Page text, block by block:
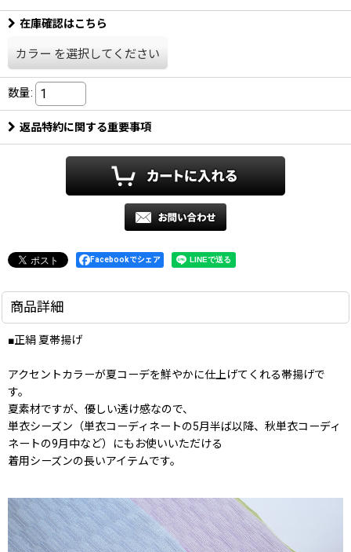
在庫確認はこちら
カラー を選択してください
数量:
返品特約に関する重要事項
Facebookでシェア
商品詳細
■正絹 夏帯揚げ
アクセントカラーが夏コーデを鮮やかに仕上げてくれる帯揚げで
す。
夏素材ですが、優しい透け感なので、
単衣シーズン（単衣コーディネートの5月半ば以降、秋単衣コーディ
ネートの9月中など）にもお使いいただける
着用シーズンの長いアイテムです。